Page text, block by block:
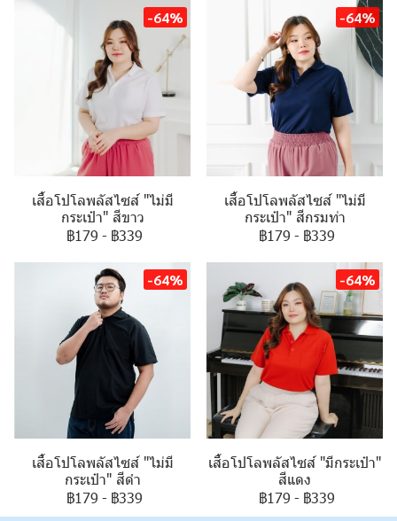
-64%
เสื้อโปโลพลัสไซส์ "ไม่มี
กระเป๋า" สีขาว
฿179 - ฿339
-64%
เสื้อโปโลพลัสไซส์ "ไม่มี
กระเป๋า" สีกรมท่า
฿179 - ฿339
-64%
เสื้อโปโลพลัสไซส์ "ไม่มี
กระเป๋า" สีดำ
฿179 - ฿339
-64%
เสื้อโปโลพลัสไซส์ "มีกระเป๋า"
สีแดง
฿179 - ฿339